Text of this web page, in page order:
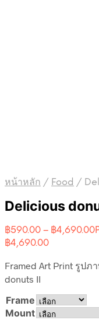
หน้าหลัก / Food /
Delicious
฿590.00 – ฿4,690.00
฿4,690.00
Framed Art Print รูป
donuts II
Frame
Mount